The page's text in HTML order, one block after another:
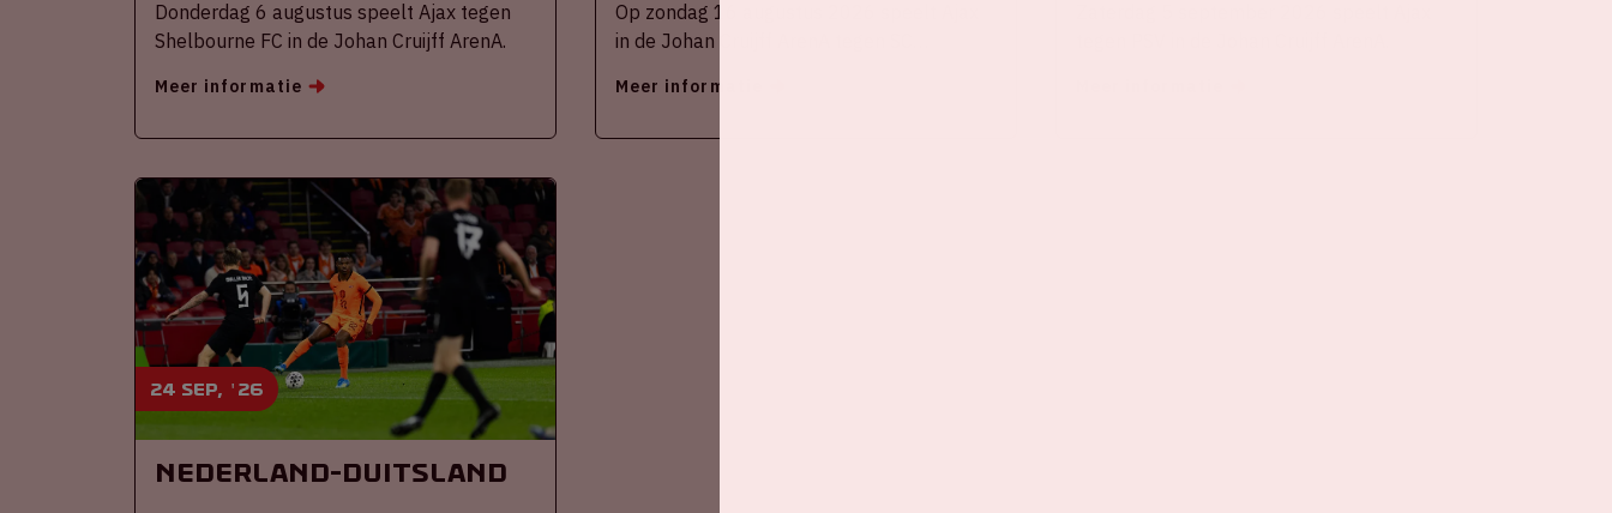
Donderdag 6 augustus speelt Ajax tegen
Shelbourne FC in de Johan Cruijff ArenA.
Meer informatie
Op zondag 16 augustus 2026 speelt Ajax
in de Johan Cruijff ArenA tegen SC
Meer informatie
24 sep, '26
Nederland-Duitsland